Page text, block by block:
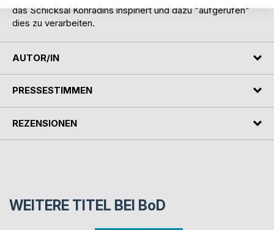
das Schicksal Konradins inspiriert und dazu "aufgerufen"
dies zu verarbeiten.
AUTOR/IN
PRESSESTIMMEN
REZENSIONEN
WEITERE TITEL BEI BoD